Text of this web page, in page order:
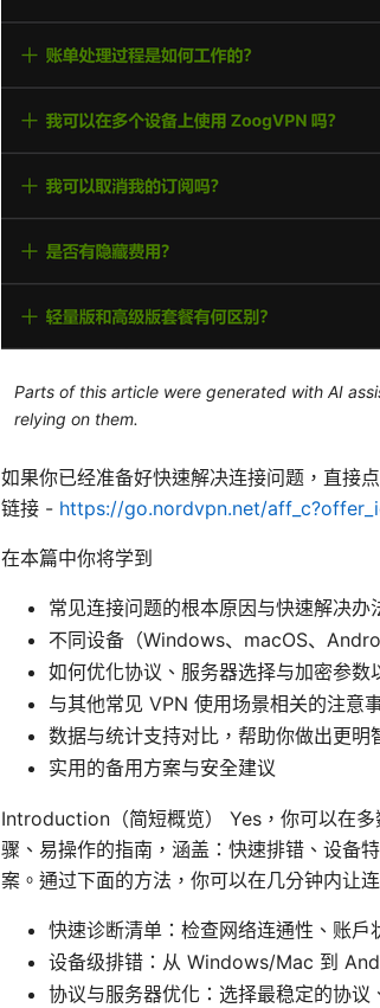
Parts of this article were generated with AI
relying on them.
如果你已经准备好快速解决连接问题，直接
链接 - https://go.nordvpn.net/
在本篇中你将学到
常见连接问题的根本原因与快速解决办
不同设备（Windows、macOS、
如何优化协议、服务器选择与加密参数
与其他常见 VPN 使用场景相关的注意
数据与统计支持对比，帮助你做出更明
实用的备用方案与安全建议
Introduction（简短概览） Yes，你可以在
骤、易操作的指南，涵盖：快速排错、设备
案。通过下面的方法，你可以在几分钟内让
快速诊断清单：检查网络连通性、账
设备级排错：从 Windows/Mac 到
协议与服务器优化：选择最稳定的协